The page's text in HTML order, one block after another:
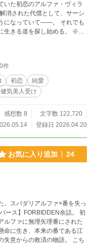
いた初恋のアルファ・ヴィラ
消された代償として、サーシ
になっていて――。 それでも
きる道を探し始める。 ※オ
がある話数には『＊』をつ
✧
件
初恋
純愛
健気美人受け
感想数 8
文字数 122,720
登録日 2026.04.20
お気に入り追加 24
。スパダリアルファ×番を失っ
ス】FORBIDDEN余話。 初
ルファに無理矢理番にされた
命に生き、本来の番である江
失意からの救済の物語。 こち